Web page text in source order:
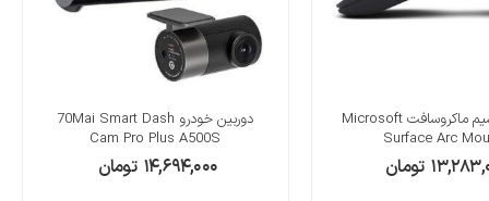
موس بی سیم ماکروسافت Microsoft
Surface Arc
تومان
دوربین خودرو 70Mai Smart Dash
Cam Pro Plus A500S
۱۴,۶۹۴,۰۰۰ تومان